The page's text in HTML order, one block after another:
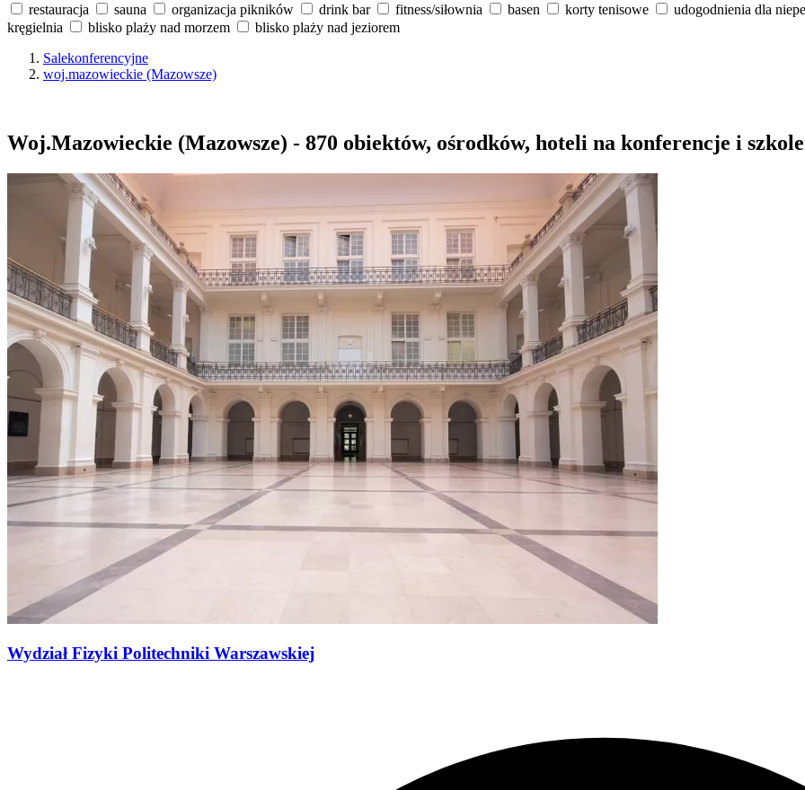
restauracja
sauna organizacja pikników drink bar fitness/siłownia basen korty tenisowe
udogodnienia dla
kręgielnia
blisko plaży nad morzem
blisko plaży nad jeziorem
Salekonferencyjne
woj.mazowieckie (Mazowsze)
Woj.Mazowieckie (Mazowsze) - 870 obiektów, ośrodków, hoteli na konferencje i
Wydział Fizyki Politechniki Warszawskiej